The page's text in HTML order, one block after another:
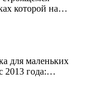
которой на…
для маленьких
2013 года:…